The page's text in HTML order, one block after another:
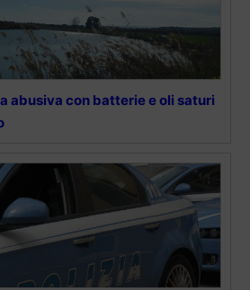
abusiva con batterie e oli saturi